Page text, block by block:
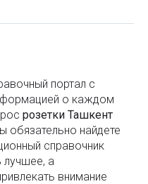
в ВУЗах
безопасность,
по годам
портал с
о каждом
розетки Ташкент
обязательно найдете
справочник
лучшее, а
внимание